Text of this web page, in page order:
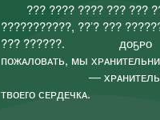
ᅠ ᅠ??? ???? ???? ??? ???
???????????, ??’? ???
??? ??????.ᅠ ᅠᅠ ᅠ доҕᴘо
пожᴀловᴀть, мы
ᅠᅠ ᅠ ᅠᅠᅠ ᅠ—
твоᴇго сᴇᴘдᴇчкᴀ.ᅠ ᅠᅠ